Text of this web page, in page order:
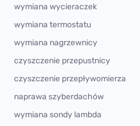
wymiana wycieraczek
wymiana termostatu
wymiana nagrzewnicy
czyszczenie przepustnicy
czyszczenie przepływomierza
naprawa szyberdachów
wymiana sondy lambda